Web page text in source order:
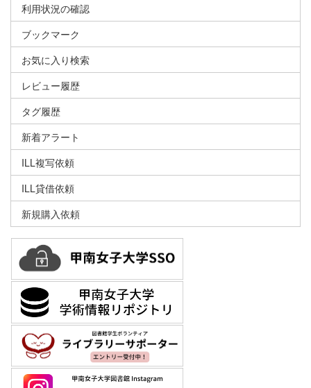
利用状況の確認
ブックマーク
お気に入り検索
レビュー履歴
タグ履歴
新着アラート
ILL複写依頼
ILL貸借依頼
新規購入依頼